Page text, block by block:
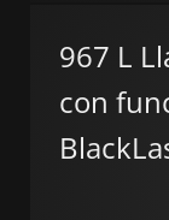
967 L
con